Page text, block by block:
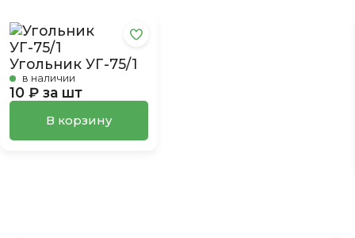
Угольник УГ-75/1
в наличии
10 ₽ за шт
В корзину